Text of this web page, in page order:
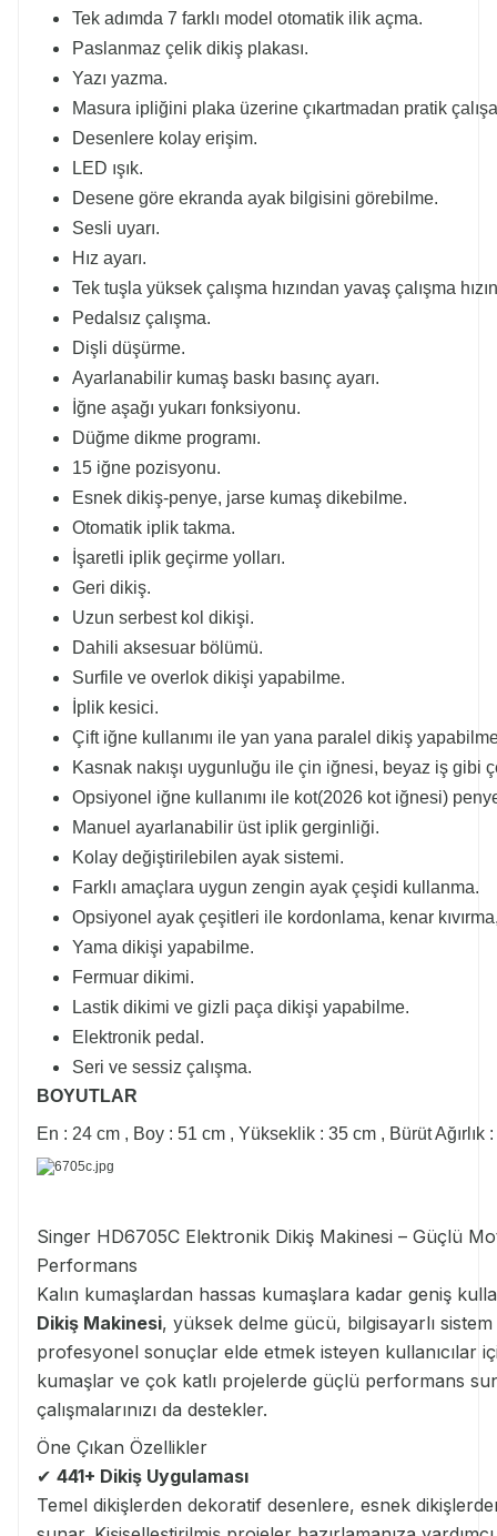
Tek adımda 7 farklı model otomatik ilik açma.
Paslanmaz çelik dikiş plakası.
Yazı yazma.
Masura ipliğini plaka üzerine çıkartmadan pratik
Desenlere kolay erişim.
LED ışık.
Desene göre ekranda ayak bilgisini görebilme.
Sesli uyarı.
Hız ayarı.
Tek tuşla yüksek çalışma hızından yavaş çalışma
Pedalsız çalışma.
Dişli düşürme.
Ayarlanabilir kumaş baskı basınç ayarı.
İğne aşağı yukarı fonksiyonu.
Düğme dikme programı.
15 iğne pozisyonu.
Esnek dikiş-penye, jarse kumaş dikebilme.
Otomatik iplik takma.
İşaretli iplik geçirme yolları.
Geri dikiş.
Uzun serbest kol dikişi.
Dahili aksesuar bölümü.
Surfile ve overlok dikişi yapabilme.
İplik kesici.
Çift iğne kullanımı ile yan yana paralel dikiş
Kasnak nakışı uygunluğu ile çin iğnesi, beyaz iş gibi
Opsiyonel iğne kullanımı ile kot(2026 kot iğnesi)
Manuel ayarlanabilir üst iplik gerginliği.
Kolay değiştirilebilen ayak sistemi.
Farklı amaçlara uygun zengin ayak çeşidi kullanma.
Opsiyonel ayak çeşitleri ile kordonlama, kenar
Yama dikişi yapabilme.
Fermuar dikimi.
Lastik dikimi ve gizli paça dikişi yapabilme.
Elektronik pedal.
Seri ve sessiz çalışma.
BOYUTLAR
En : 24 cm , Boy : 51 cm , Yükseklik : 35 cm , Bürüt Ağırlık
Singer HD6705C Elektronik Dikiş Makinesi – Güçlü
Performans
Kalın kumaşlardan hassas kumaşlara kadar geniş
Dikiş Makinesi, yüksek delme gücü, bilgisayarlı sistem
profesyonel sonuçlar elde etmek isteyen kullanıcılar
kumaşlar ve çok katlı projelerde güçlü performans
çalışmalarınızı da destekler.
Öne Çıkan Özellikler
✔ 441+ Dikiş Uygulaması
Temel dikişlerden dekoratif desenlere, esnek